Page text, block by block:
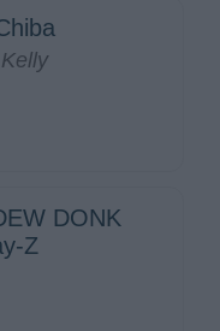
DONK
Z